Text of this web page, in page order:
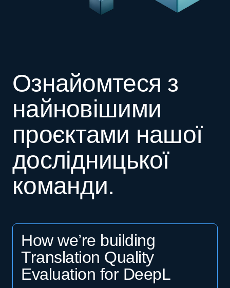
Ознайомтеся з
найновішими
проєктами нашої
дослідницької
команди.
How we’re building
Translation Quality
Evaluation for DeepL